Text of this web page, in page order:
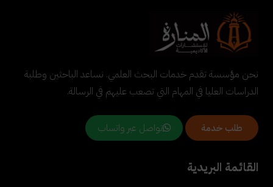
نحن مؤسسة تقدم خدمات البحث العلمي. نساعد الباحثين وطلبة
الدراسات العليا في المهام التي تصعب عليهم في الرسالة.
طلب خدمة تواصل عبر واتساب
القائمة البريدية